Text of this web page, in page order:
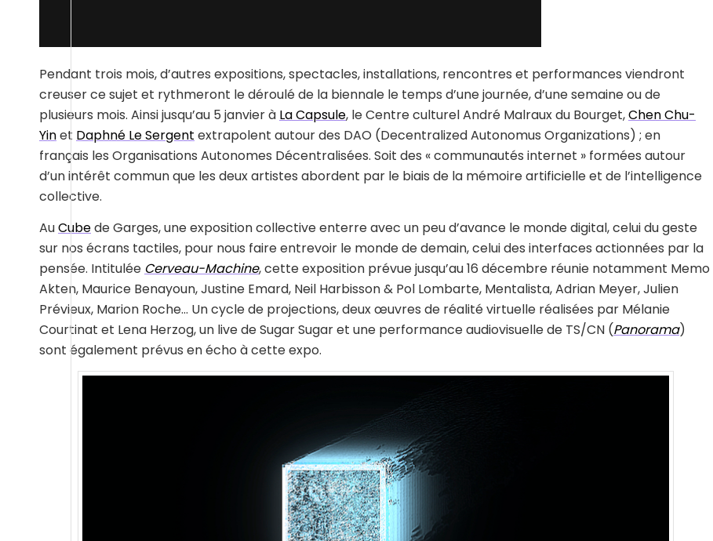
Pendant trois mois, d’autres expositions, spectacles, installations, rencontres et performances viendront
creuser ce sujet et rythmeront le déroulé de la biennale le temps d’une journée, d’une semaine ou de
plusieurs mois. Ainsi jusqu’au 5 janvier à La Capsule, le Centre culturel André Malraux du Bourget,Chen Chu-
Yinet Daphné Le Sergent extrapolent autour des DAO (Decentralized Autonomus Organizations) ; en
français les Organisations Autonomes Décentralisées. Soit des « communautés internet » formées autour
d’un intérêt commun que les deux artistes abordent par le biais de la mémoire artificielle et de l’intelligence
collective.
AuCubede Garges, une exposition collective enterre avec un peu d’avance le monde digital, celui du geste
sur nos écrans tactiles, pour nous faire entrevoir le monde de demain, celui des interfaces actionnées par la
pensée. Intitulée Cerveau-Machine, cette exposition prévue jusqu’au 16 décembre réunie notamment Memo
Akten, Maurice Benayoun, Justine Emard, Neil Harbisson & Pol Lombarte, Mentalista, Adrian Meyer, Julien
Prévieux, Marion Roche… Un cycle de projections, deux œuvres de réalité virtuelle réalisées par Mélanie
Courtinat et Lena Herzog, un live de Sugar Sugar et une performance audiovisuelle de TS/CN (Panorama)
sont également prévus en écho à cette expo.